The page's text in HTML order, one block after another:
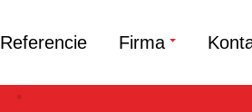
Referencie Firma